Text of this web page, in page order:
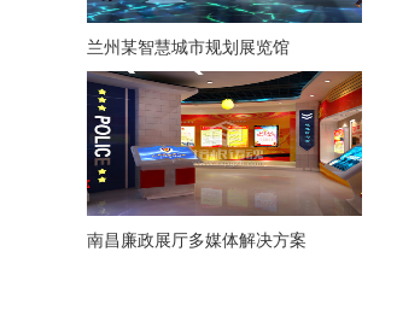
兰州某智慧城市规划展览馆
南昌廉政展厅多媒体解决方案